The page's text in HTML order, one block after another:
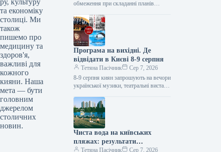
та економіку
столиці. Ми
також
пишемо про
медицину та
здоров'я,
важливі для
кожного
кияни. Наша
мета — бути
головним
джерелом
столичних
новин.
обмеження при складанні планів
частково запроваджено обмеження
руху…
Програма на вихідні. Де
відвідати в Києві 8-9 серпня
Тетяна Пасічник
Сер 7, 2026
8-9 серпня киян запрошують на вечори
української музики, театральні вистави
Цими вихідними киян очікує…
Чиста вода на київських
пляжах: результати
експертизи
Тетяна Пасічник Сер 7, 2026